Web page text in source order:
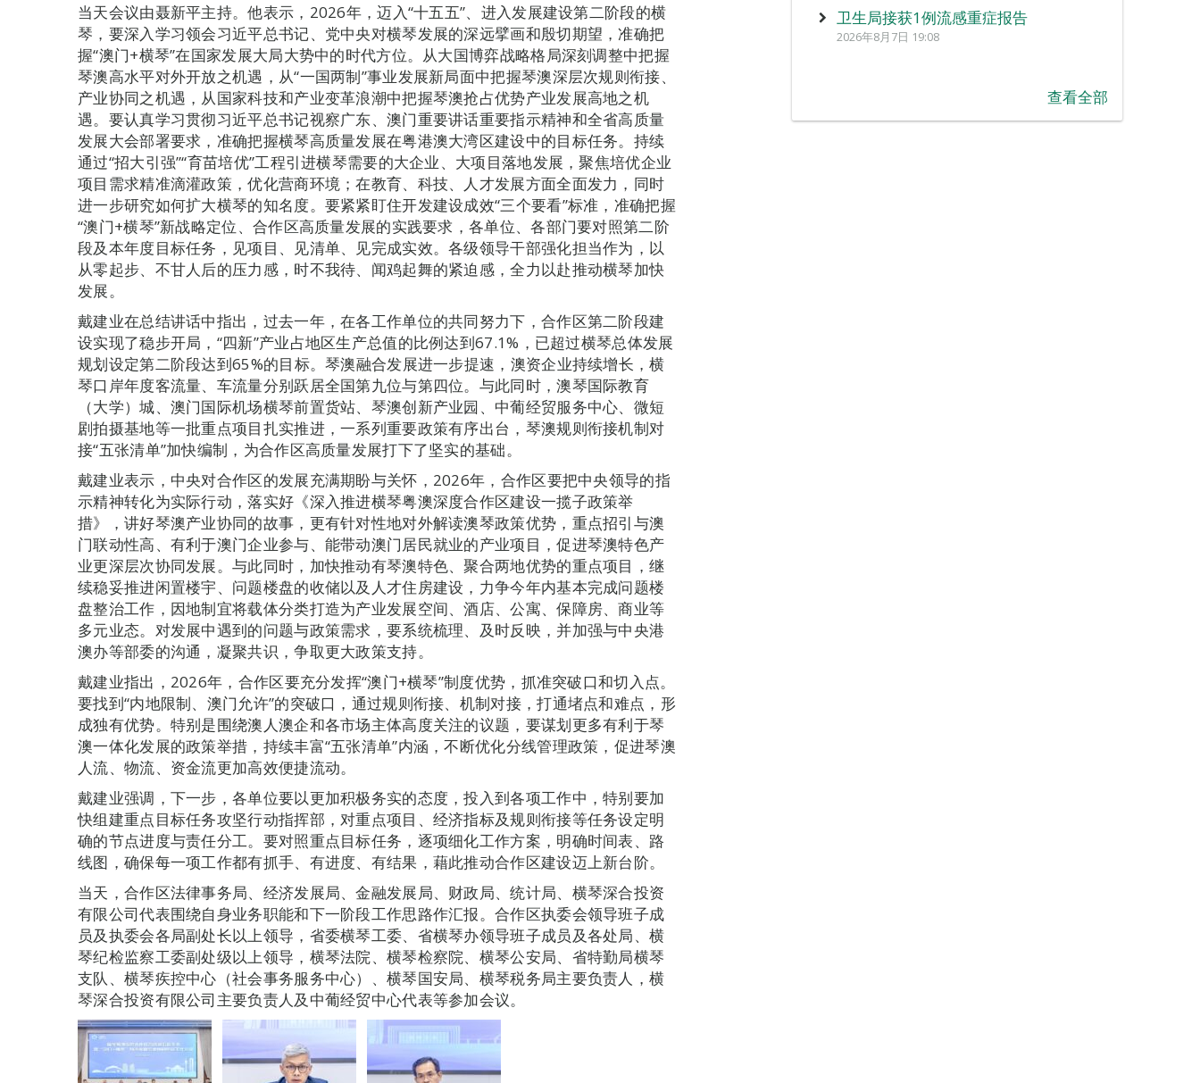
当天会议由聂新平主持。他表示，2026年，迈入“十五五”、进入发展建设第二阶段的横
琴，要深入学习领会习近平总书记、党中央对横琴发展的深远擘画和殷切期望，准确把
握“澳门+横琴”在国家发展大局大势中的时代方位。从大国博弈战略格局深刻调整中把握
琴澳高水平对外开放之机遇，从“一国两制”事业发展新局面中把握琴澳深层次规则衔接、
产业协同之机遇，从国家科技和产业变革浪潮中把握琴澳抢占优势产业发展高地之机
遇。要认真学习贯彻习近平总书记视察广东、澳门重要讲话重要指示精神和全省高质量
发展大会部署要求，准确把握横琴高质量发展在粤港澳大湾区建设中的目标任务。持续
通过“招大引强”“育苗培优”工程引进横琴需要的大企业、大项目落地发展，聚焦培优企业
项目需求精准滴灌政策，优化营商环境；在教育、科技、人才发展方面全面发力，同时
进一步研究如何扩大横琴的知名度。要紧紧盯住开发建设成效“三个要看”标准，准确把握
“澳门+横琴”新战略定位、合作区高质量发展的实践要求，各单位、各部门要对照第二阶
段及本年度目标任务，见项目、见清单、见完成实效。各级领导干部强化担当作为，以
从零起步、不甘人后的压力感，时不我待、闻鸡起舞的紧迫感，全力以赴推动横琴加快
发展。
戴建业在总结讲话中指出，过去一年，在各工作单位的共同努力下，合作区第二阶段建
设实现了稳步开局，“四新”产业占地区生产总值的比例达到67.1%，已超过横琴总体发展
规划设定第二阶段达到65%的目标。琴澳融合发展进一步提速，澳资企业持续增长，横
琴口岸年度客流量、车流量分别跃居全国第九位与第四位。与此同时，澳琴国际教育
（大学）城、澳门国际机场横琴前置货站、琴澳创新产业园、中葡经贸服务中心、微短
剧拍摄基地等一批重点项目扎实推进，一系列重要政策有序出台，琴澳规则衔接机制对
接“五张清单”加快编制，为合作区高质量发展打下了坚实的基础。
戴建业表示，中央对合作区的发展充满期盼与关怀，2026年，合作区要把中央领导的指
示精神转化为实际行动，落实好《深入推进横琴粤澳深度合作区建设一揽子政策举
措》，讲好琴澳产业协同的故事，更有针对性地对外解读澳琴政策优势，重点招引与澳
门联动性高、有利于澳门企业参与、能带动澳门居民就业的产业项目，促进琴澳特色产
业更深层次协同发展。与此同时，加快推动有琴澳特色、聚合两地优势的重点项目，继
续稳妥推进闲置楼宇、问题楼盘的收储以及人才住房建设，力争今年内基本完成问题楼
盘整治工作，因地制宜将载体分类打造为产业发展空间、酒店、公寓、保障房、商业等
多元业态。对发展中遇到的问题与政策需求，要系统梳理、及时反映，并加强与中央港
澳办等部委的沟通，凝聚共识，争取更大政策支持。
戴建业指出，2026年，合作区要充分发挥“澳门+横琴”制度优势，抓准突破口和切入点。
要找到“内地限制、澳门允许”的突破口，通过规则衔接、机制对接，打通堵点和难点，形
成独有优势。特别是围绕澳人澳企和各市场主体高度关注的议题，要谋划更多有利于琴
澳一体化发展的政策举措，持续丰富“五张清单”内涵，不断优化分线管理政策，促进琴澳
人流、物流、资金流更加高效便捷流动。
戴建业强调，下一步，各单位要以更加积极务实的态度，投入到各项工作中，特别要加
快组建重点目标任务攻坚行动指挥部，对重点项目、经济指标及规则衔接等任务设定明
确的节点进度与责任分工。要对照重点目标任务，逐项细化工作方案，明确时间表、路
线图，确保每一项工作都有抓手、有进度、有结果，藉此推动合作区建设迈上新台阶。
当天，合作区法律事务局、经济发展局、金融发展局、财政局、统计局、横琴深合投资
有限公司代表围绕自身业务职能和下一阶段工作思路作汇报。合作区执委会领导班子成
员及执委会各局副处长以上领导，省委横琴工委、省横琴办领导班子成员及各处局、横
琴纪检监察工委副处级以上领导，横琴法院、横琴检察院、横琴公安局、省特勤局横琴
支队、横琴疾控中心（社会事务服务中心）、横琴国安局、横琴税务局主要负责人，横
琴深合投资有限公司主要负责人及中葡经贸中心代表等参加会议。
卫生局接获1例流感重症报告
2026年8月7日 19:08
查看全部